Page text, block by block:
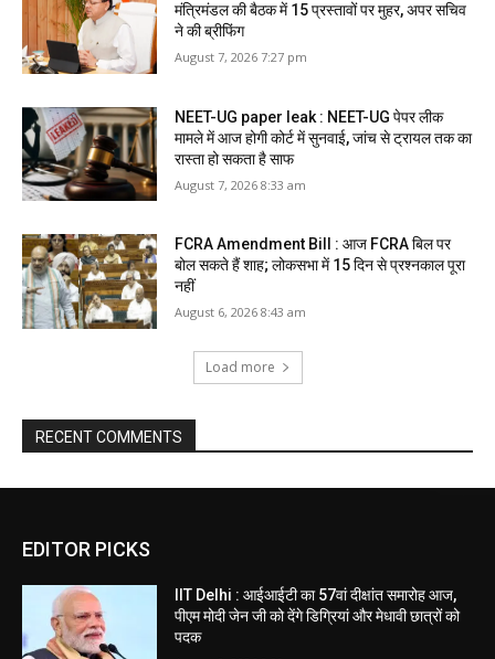
मंत्रिमंडल की बैठक में 15 प्रस्तावों पर मुहर, अपर सचिव
ने की ब्रीफिंग
August 7, 2026 7:27 pm
NEET-UG paper leak : NEET-UG पेपर लीक
मामले में आज होगी कोर्ट में सुनवाई, जांच से ट्रायल तक का
रास्ता हो सकता है साफ
August 7, 2026 8:33 am
FCRA Amendment Bill : आज FCRA बिल पर
बोल सकते हैं शाह; लोकसभा में 15 दिन से प्रश्नकाल पूरा
नहीं
August 6, 2026 8:43 am
Load more
RECENT COMMENTS
EDITOR PICKS
IIT Delhi : आईआईटी का 57वां दीक्षांत समारोह आज,
पीएम मोदी जेन जी को देंगे डिग्रियां और मेधावी छात्रों को
पदक